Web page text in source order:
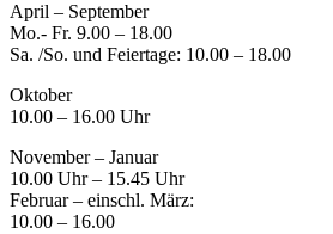
April – September
Mo.- Fr. 9.00 – 18.00
Sa. /So. und Feiertage: 10.00 – 18.00
Oktober
10.00 – 16.00 Uhr
November – Januar
10.00 Uhr – 15.45 Uhr
Februar – einschl. März:
10.00 – 16.00